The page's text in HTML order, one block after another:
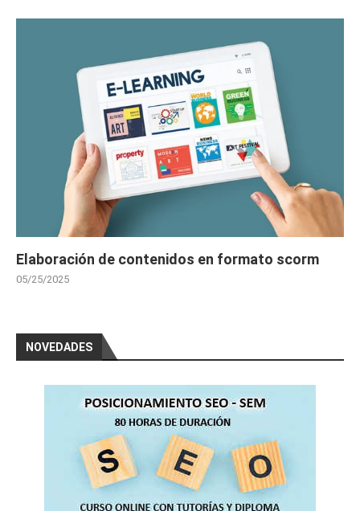
Elaboración de contenidos en formato scorm
05/25/2025
NOVEDADES